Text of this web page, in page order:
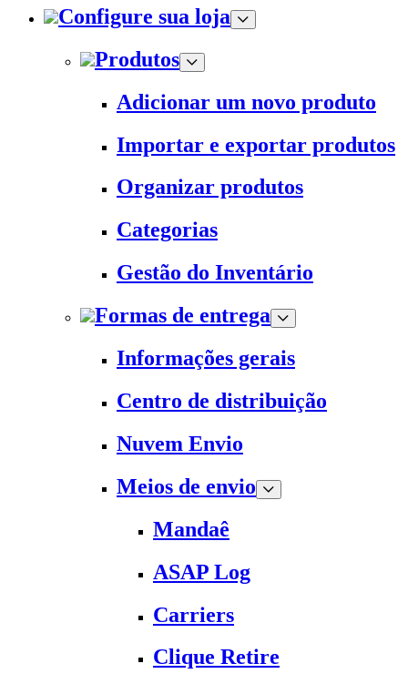
Configure sua loja
Produtos
Adicionar um novo produto
Importar e exportar produtos
Organizar produtos
Categorias
Gestão do Inventário
Formas de entrega
Informações gerais
Centro de distribuição
Nuvem Envio
Meios de envio
Mandaê
ASAP Log
Carriers
Clique Retire